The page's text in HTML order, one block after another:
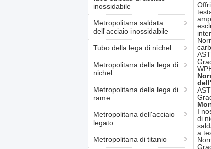
inossidabile
Metropolitana saldata
dell'acciaio inossidabile
Tubo della lega di nichel
Metropolitana della lega di
nichel
Metropolitana della lega di
rame
Metropolitana dell'acciaio
legato
Metropolitana di titanio
I
di
a